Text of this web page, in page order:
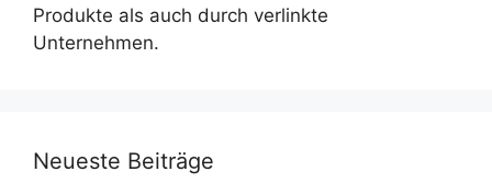
Produkte als auch durch verlinkte
Unternehmen.
Neueste Beiträge